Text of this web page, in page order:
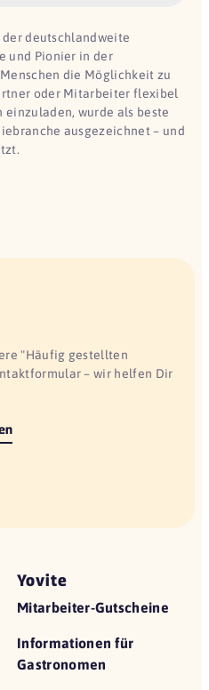
der deutschlandweite
und Pionier in der
die Möglichkeit zu
oder Mitarbeiter flexibel
einzuladen, wurde als beste
ausgezeichnet – und
"Häufig gestellten
– wir helfen Dir
Yovite
Mitarbeiter-Gutscheine
Informationen für
Gastronomen